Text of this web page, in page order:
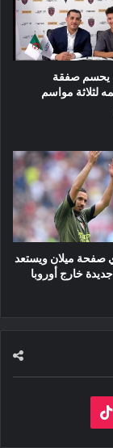
يحسم صفقة
لثلاثة مواسم
صفحة ميلان ويستعد
خارج أوروبا